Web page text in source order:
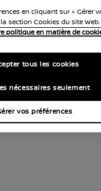
en cliquant sur « Gérer
section Cookies du site
politique en matière de
vos préférences
nécessaires seulement
tous les cookies